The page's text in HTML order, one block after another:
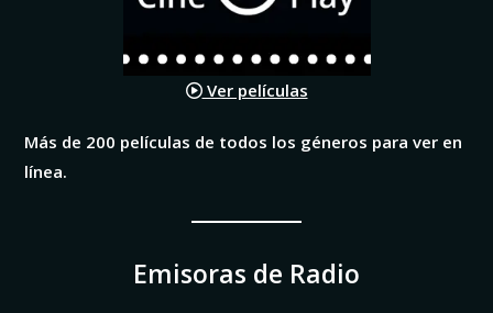
Ver películas
Más de 200 películas de todos los géneros para ver en
línea.
Emisoras de Radio